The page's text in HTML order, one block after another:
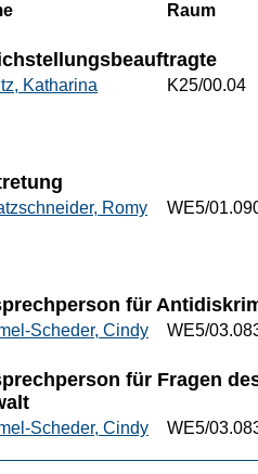
Raum
Katharina K25/00.04
Romy WE5/
für
Scheder, Cindy WE5/
für Fragen
Scheder, Cindy WE5/